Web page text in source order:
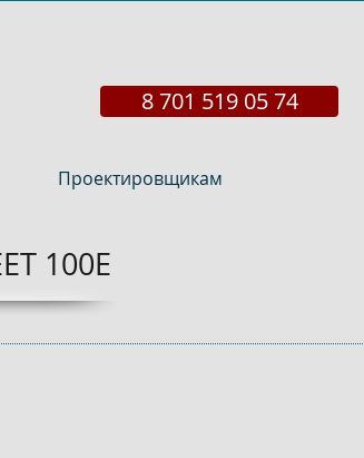
8 701 519 05 74
Проектировщикам
100E